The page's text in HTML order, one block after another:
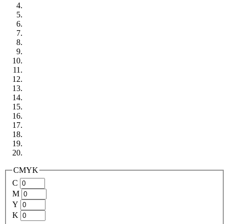
CMYK
C
M
Y
K